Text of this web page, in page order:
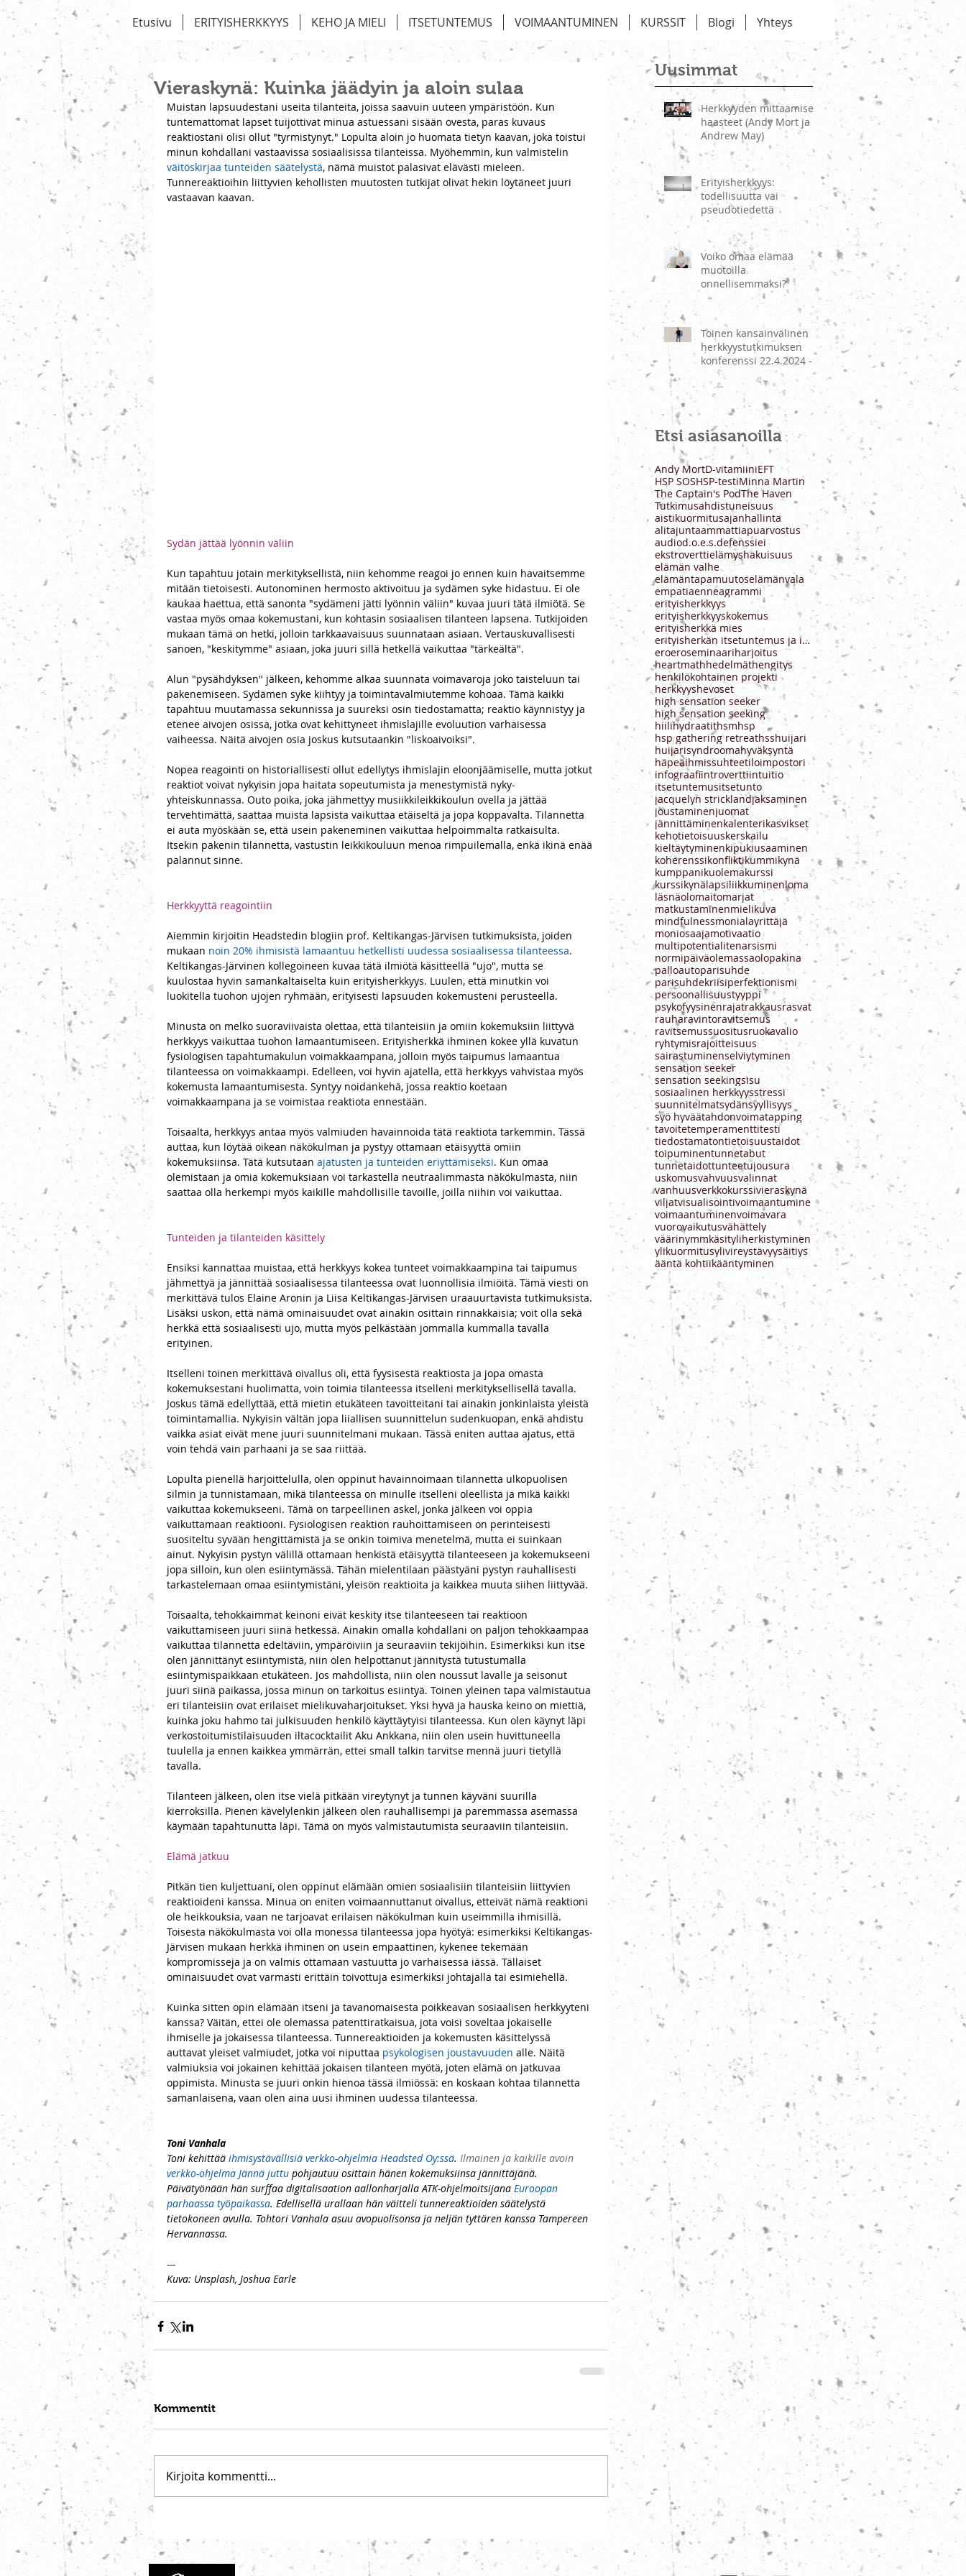
Etusivu ERITYISHERKKYYS KEHO JA MIELI ITSETUNTEMUS VOIMAANTUMINEN KURSSIT Blogi Yhteys
Vieraskynä: Kuinka jäädyin ja aloin sulaa
Muistan lapsuudestani useita tilanteita, joissa saavuin uuteen ympäristöön. Kun
tuntemattomat lapset tuijottivat minua astuessani sisään ovesta, paras kuvaus
reaktiostani olisi ollut "tyrmistynyt." Lopulta aloin jo huomata tietyn kaavan, joka toistui
minun kohdallani vastaavissa sosiaalisissa tilanteissa. Myöhemmin, kun valmistelin
väitöskirjaa tunteiden säätelystä, nämä muistot palasivat elävästi mieleen.
Tunnereaktioihin liittyvien kehollisten muutosten tutkijat olivat hekin löytäneet juuri
vastaavan kaavan.
Sydän jättää lyönnin väliin
Kun tapahtuu jotain merkityksellistä, niin kehomme reagoi jo ennen kuin havaitsemme
mitään tietoisesti. Autonominen hermosto aktivoituu ja sydämen syke hidastuu. Ei ole
kaukaa haettua, että sanonta "sydämeni jätti lyönnin väliin" kuvaa juuri tätä ilmiötä. Se
vastaa myös omaa kokemustani, kun kohtasin sosiaalisen tilanteen lapsena. Tutkijoiden
mukaan tämä on hetki, jolloin tarkkaavaisuus suunnataan asiaan. Vertauskuvallisesti
sanoen, "keskitymme" asiaan, joka juuri sillä hetkellä vaikuttaa "tärkeältä".
Alun "pysähdyksen" jälkeen, kehomme alkaa suunnata voimavaroja joko taisteluun tai
pakenemiseen. Sydämen syke kiihtyy ja toimintavalmiutemme kohoaa. Tämä kaikki
tapahtuu muutamassa sekunnissa ja suureksi osin tiedostamatta; reaktio käynnistyy ja
etenee aivojen osissa, jotka ovat kehittyneet ihmislajille evoluution varhaisessa
vaiheessa. Näitä aivojen osia joskus kutsutaankin "liskoaivoiksi".
Nopea reagointi on historiallisesti ollut edellytys ihmislajin eloonjäämiselle, mutta jotkut
reaktiot voivat nykyisin jopa haitata sopeutumista ja menestymistä nyky-
yhteiskunnassa. Outo poika, joka jähmettyy musiikkileikkikoulun ovella ja jättää
tervehtimättä, saattaa muista lapsista vaikuttaa etäiseltä ja jopa koppavalta. Tilannetta
ei auta myöskään se, että usein pakeneminen vaikuttaa helpoimmalta ratkaisulta.
Itsekin pakenin tilannetta, vastustin leikkikouluun menoa rimpuilemalla, enkä ikinä enää
palannut sinne.
Herkkyyttä reagointiin
Aiemmin kirjoitin Headstedin blogiin prof. Keltikangas-Järvisen tutkimuksista, joiden
mukaan noin 20% ihmisistä lamaantuu hetkellisti uudessa sosiaalisessa tilanteessa.
Keltikangas-Järvinen kollegoineen kuvaa tätä ilmiötä käsitteellä "ujo", mutta se
kuulostaa hyvin samankaltaiselta kuin erityisherkkyys. Luulen, että minutkin voi
luokitella tuohon ujojen ryhmään, erityisesti lapsuuden kokemusteni perusteella.
Minusta on melko suoraviivaista olettaa, että tilanteisiin ja omiin kokemuksiin liittyvä
herkkyys vaikuttaa tuohon lamaantumiseen. Erityisherkkä ihminen kokee yllä kuvatun
fysiologisen tapahtumakulun voimakkaampana, jolloin myös taipumus lamaantua
tilanteessa on voimakkaampi. Edelleen, voi hyvin ajatella, että herkkyys vahvistaa myös
kokemusta lamaantumisesta. Syntyy noidankehä, jossa reaktio koetaan
voimakkaampana ja se voimistaa reaktiota ennestään.
Toisaalta, herkkyys antaa myös valmiuden havainnoida tätä reaktiota tarkemmin. Tässä
auttaa, kun löytää oikean näkökulman ja pystyy ottamaan etäisyyttä omiin
kokemuksiinsa. Tätä kutsutaan ajatusten ja tunteiden eriyttämiseksi. Kun omaa
olemistaan ja omia kokemuksiaan voi tarkastella neutraalimmasta näkökulmasta, niin
saattaa olla herkempi myös kaikille mahdollisille tavoille, joilla niihin voi vaikuttaa.
Tunteiden ja tilanteiden käsittely
Ensiksi kannattaa muistaa, että herkkyys kokea tunteet voimakkaampina tai taipumus
jähmettyä ja jännittää sosiaalisessa tilanteessa ovat luonnollisia ilmiöitä. Tämä viesti on
merkittävä tulos Elaine Aronin ja Liisa Keltikangas-Järvisen uraauurtavista tutkimuksista.
Lisäksi uskon, että nämä ominaisuudet ovat ainakin osittain rinnakkaisia; voit olla sekä
herkkä että sosiaalisesti ujo, mutta myös pelkästään jommalla kummalla tavalla
erityinen.
Itselleni toinen merkittävä oivallus oli, että fyysisestä reaktiosta ja jopa omasta
kokemuksestani huolimatta, voin toimia tilanteessa itselleni merkityksellisellä tavalla.
Joskus tämä edellyttää, että mietin etukäteen tavoitteitani tai ainakin jonkinlaista yleistä
toimintamallia. Nykyisin vältän jopa liiallisen suunnittelun sudenkuopan, enkä ahdistu
vaikka asiat eivät mene juuri suunnitelmani mukaan. Tässä eniten auttaa ajatus, että
voin tehdä vain parhaani ja se saa riittää.
Lopulta pienellä harjoittelulla, olen oppinut havainnoimaan tilannetta ulkopuolisen
silmin ja tunnistamaan, mikä tilanteessa on minulle itselleni oleellista ja mikä kaikki
vaikuttaa kokemukseeni. Tämä on tarpeellinen askel, jonka jälkeen voi oppia
vaikuttamaan reaktiooni. Fysiologisen reaktion rauhoittamiseen on perinteisesti
suositeltu syvään hengittämistä ja se onkin toimiva menetelmä, mutta ei suinkaan
ainut. Nykyisin pystyn välillä ottamaan henkistä etäisyyttä tilanteeseen ja kokemukseeni
jopa silloin, kun olen esiintymässä. Tähän mielentilaan päästyäni pystyn rauhallisesti
tarkastelemaan omaa esiintymistäni, yleisön reaktioita ja kaikkea muuta siihen liittyvää.
Toisaalta, tehokkaimmat keinoni eivät keskity itse tilanteeseen tai reaktioon
vaikuttamiseen juuri siinä hetkessä. Ainakin omalla kohdallani on paljon tehokkaampaa
vaikuttaa tilannetta edeltäviin, ympäröiviin ja seuraaviin tekijöihin. Esimerkiksi kun itse
olen jännittänyt esiintymistä, niin olen helpottanut jännitystä tutustumalla
esiintymispaikkaan etukäteen. Jos mahdollista, niin olen noussut lavalle ja seisonut
juuri siinä paikassa, jossa minun on tarkoitus esiintyä. Toinen yleinen tapa valmistautua
eri tilanteisiin ovat erilaiset mielikuvaharjoitukset. Yksi hyvä ja hauska keino on miettiä,
kuinka joku hahmo tai julkisuuden henkilö käyttäytyisi tilanteessa. Kun olen käynyt läpi
verkostoitumistilaisuuden iltacocktailit Aku Ankkana, niin olen usein huvittuneella
tuulella ja ennen kaikkea ymmärrän, ettei small talkin tarvitse mennä juuri tietyllä
tavalla.
Tilanteen jälkeen, olen itse vielä pitkään vireytynyt ja tunnen käyväni suurilla
kierroksilla. Pienen kävelylenkin jälkeen olen rauhallisempi ja paremmassa asemassa
käymään tapahtunutta läpi. Tämä on myös valmistautumista seuraaviin tilanteisiin.
Elämä jatkuu
Pitkän tien kuljettuani, olen oppinut elämään omien sosiaalisiin tilanteisiin liittyvien
reaktioideni kanssa. Minua on eniten voimaannuttanut oivallus, etteivät nämä reaktioni
ole heikkouksia, vaan ne tarjoavat erilaisen näkökulman kuin useimmilla ihmisillä.
Toisesta näkökulmasta voi olla monessa tilanteessa jopa hyötyä: esimerkiksi Keltikangas-
Järvisen mukaan herkkä ihminen on usein empaattinen, kykenee tekemään
kompromisseja ja on valmis ottamaan vastuutta jo varhaisessa iässä. Tällaiset
ominaisuudet ovat varmasti erittäin toivottuja esimerkiksi johtajalla tai esimiehellä.
Kuinka sitten opin elämään itseni ja tavanomaisesta poikkeavan sosiaalisen herkkyyteni
kanssa? Väitän, ettei ole olemassa patenttiratkaisua, jota voisi soveltaa jokaiselle
ihmiselle ja jokaisessa tilanteessa. Tunnereaktioiden ja kokemusten käsittelyssä
auttavat yleiset valmiudet, jotka voi niputtaa psykologisen joustavuuden alle. Näitä
valmiuksia voi jokainen kehittää jokaisen tilanteen myötä, joten elämä on jatkuvaa
oppimista. Minusta se juuri onkin hienoa tässä ilmiössä: en koskaan kohtaa tilannetta
samanlaisena, vaan olen aina uusi ihminen uudessa tilanteessa.
Toni Vanhala
Toni kehittää ihmisystävällisiä verkko-ohjelmia Headsted Oy:ssä. Ilmainen ja kaikille avoin
verkko-ohjelma Jännä juttu pohjautuu osittain hänen kokemuksiinsa jännittäjänä.
Päivätyönään hän surffaa digitalisaation aallonharjalla ATK-ohjelmoitsijana Euroopan
parhaassa työpaikassa. Edellisellä urallaan hän väitteli tunnereaktioiden säätelystä
tietokoneen avulla. Tohtori Vanhala asuu avopuolisonsa ja neljän tyttären kanssa Tampereen
Hervannassa.
---
Kuva: Unsplash, Joshua Earle
Kommentit
Kirjoita kommentti...
Etsi asiasanoilla
Andy MortD-vitamiiniEFT
HSP SOSHSP-testiMinna Martin
The Captain's PodThe Haven
Tutkimusahdistuneisuus
aistikuormitusajanhallinta
alitajuntaammattiapuarvostus
audiod.o.e.s.defenssiei
ekstroverttielämyshakuisuus
elämän valhe
elämäntapamuutoselämänvala
empatiaenneagrammi
erityisherkkyys
erityisherkkyyskokemus
erityisherkkä mies
erityisherkän itsetuntemus ja ihmissuhteet
eroeroseminaariharjoitus
heartmathhedelmäthengitys
henkilökohtainen projekti
herkkyyshevoset
high sensation seeker
high sensation seeking
hiilihydraatithsmhsp
hsp gathering retreathsshuijari
huijarisyndroomahyväksyntä
häpeäihmissuhteetiloimpostori
infograafiintroverttiintuitio
itsetuntemusitsetunto
jacquelyn stricklandjaksaminen
joustaminenjuomat
jännittäminenkalenterikasvikset
kehotietoisuuskerskailu
kieltäytyminenkipukiusaaminen
koherenssikonfliktikummikynä
kumppanikuolemakurssi
kurssikynälapsiliikkuminenloma
läsnäolomaitomarjat
matkustaminenmielikuva
mindfulnessmonialayrittäjä
moniosaajamotivaatio
multipotentialitenarsismi
normipäiväolemassaolopakina
palloautoparisuhde
parisuhdekriisiperfektionismi
persoonallisuustyyppi
psykofyysinenrajatrakkausrasvat
rauharavintoravitsemus
ravitsemussuositusruokavalio
ryhtymisrajoitteisuus
sairastuminenselviytyminen
sensation seeker
sensation seekingsisu
sosiaalinen herkkyysstressi
suunnitelmatsydänsyyllisyys
syö hyväätahdonvoimatapping
tavoitetemperamenttitesti
tiedostamatontietoisuustaidot
toipuminentunnetabut
tunnetaidottunteetujousura
uskomusvahvuusvalinnat
vanhuusverkkokurssivieraskynä
viljatvisualisointivoimaantumine
voimaantuminenvoimavara
vuorovaikutusvähättely
väärinymmkäsityliherkistyminen
ylikuormitusylivireystävyysäitiys
ääntä kohtiïkääntyminen
Herkkyyden mittaamisen
haasteet (Andy Mort ja
Andrew May)
Erityisherkkyys:
todellisuutta vai
pseudotiedettä
Voiko omaa elämää
muotoilla
onnellisemmaksi?
Toinen kansainvälinen
herkkyystutkimuksen
konferenssi 22.4.2024 -
koonti esityksistä
Uusimmat